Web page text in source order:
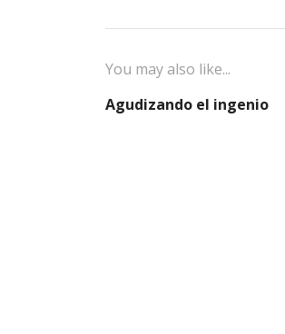
You may also like...
Agudizando el ingenio